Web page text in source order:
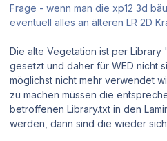
Frage - wenn man die xp12 3d
eventuell alles an älteren LR 2D
Die alte Vegetation ist per
gesetzt und daher für WED nicht
möglichst nicht mehr verwendet
zu machen müssen die
betroffenen Library.txt in den
werden, dann sind die wieder